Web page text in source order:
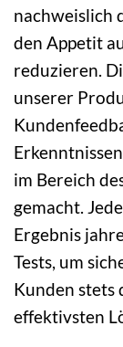
nachweislich
den Appetit
reduzieren.
unserer
im Bereich
gemacht.
Ergebnis
Tests, um
Kunden
effektivsten